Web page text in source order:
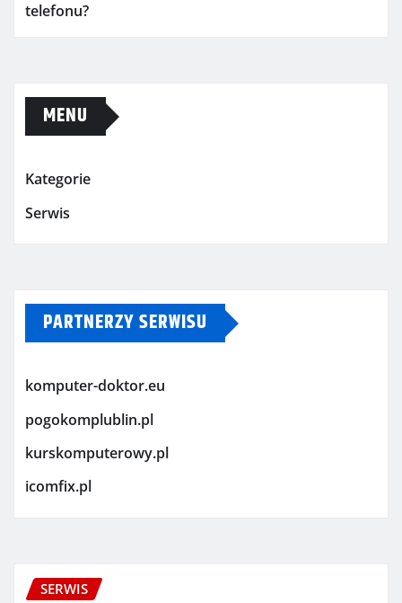
telefonu?
MENU
Kategorie
Serwis
PARTNERZY SERWISU
komputer-doktor.eu
pogokomplublin.pl
kurskomputerowy.pl
icomfix.pl
SERWIS